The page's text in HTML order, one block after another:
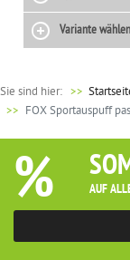
Variante wählen
Sie sind hier: >>
FOX Sportauspuff
% AUF